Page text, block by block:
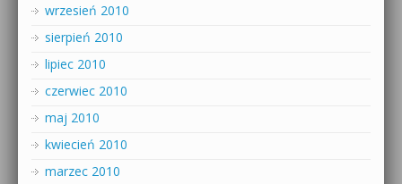
wrzesień 2010
sierpień 2010
lipiec 2010
czerwiec 2010
maj 2010
kwiecień 2010
marzec 2010